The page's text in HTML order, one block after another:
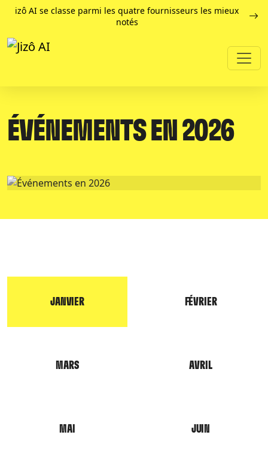
izô AI se classe parmi les quatre fournisseurs les mieux
notés
ÉVÉNEMENTS EN 2026
JANVIER FÉVRIER
MARS AVRIL
MAI JUIN